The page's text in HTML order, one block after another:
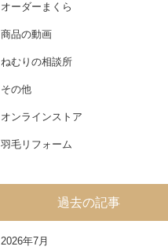
オーダーまくら
商品の動画
ねむりの相談所
その他
オンラインストア
羽毛リフォーム
過去の記事
2026年7月